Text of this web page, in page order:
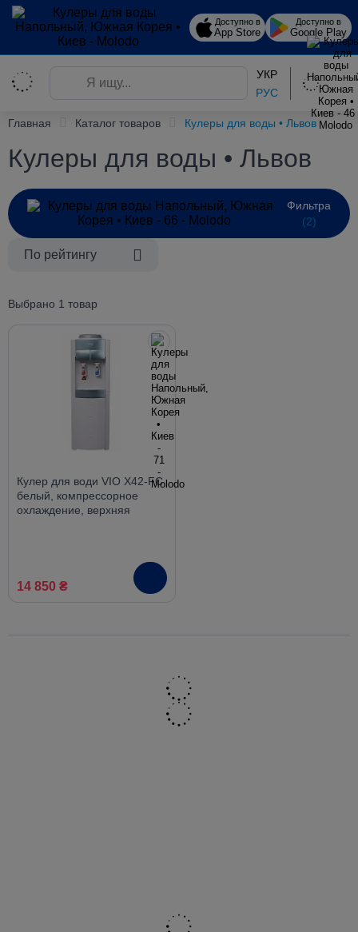
Доступно в
App Store
Доступно в
Google Play
УКР
РУС
Главная Каталог товаров Кулеры для воды • Львов
Кулеры для воды • Львов
Фильтра
(2)
По рейтингу
Выбрано 1 товар
Кулер для води VIO X42-FC
белый, компрессорное
охлаждение, верхняя
14 850 ₴